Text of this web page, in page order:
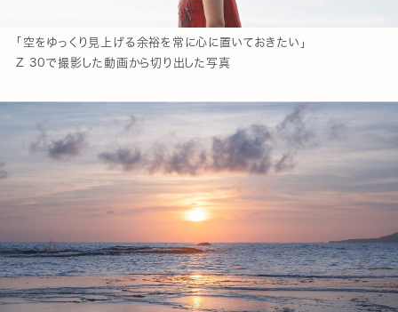
「空をゆっくり見上げる余裕を常に心に置いておきたい」
Z 30で撮影した動画から切り出した写真